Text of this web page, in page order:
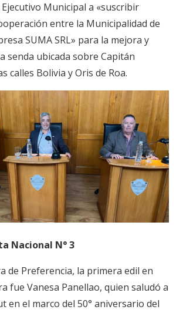
Municipal a «suscribir
entre la Municipalidad de
SUMA SRL» para la mejora y
senda ubicada sobre Capitán
calles Bolivia y Oris de Roa.
Nacional N° 3
de Preferencia, la primera edil en
fue Vanesa Panellao, quien saludó a
en el marco del 50° aniversario del